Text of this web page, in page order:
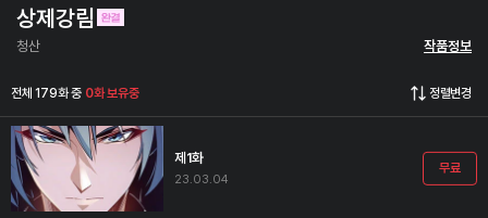
상제강림
청산 작품정보
전체 179화 중 0화 보유중 정렬변경
제1화
23.03.04
무료